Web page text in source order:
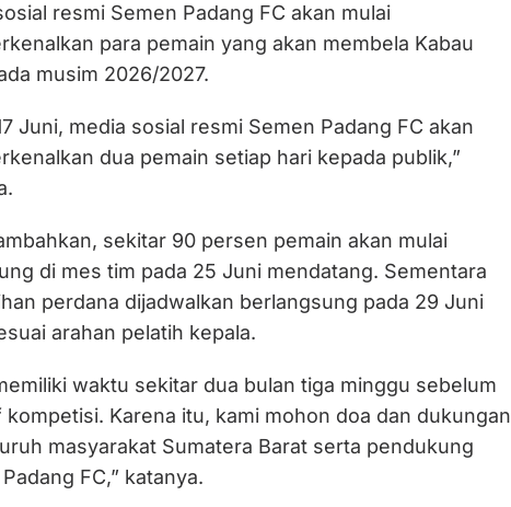
resmi Semen Padang FC akan mulai
para pemain yang akan membela Kabau
musim 2026/2027.
Juni, media sosial resmi Semen Padang FC akan
dua pemain setiap hari kepada publik,”
sekitar 90 persen pemain akan mulai
di mes tim pada 25 Juni mendatang. Sementara
perdana dijadwalkan berlangsung pada 29 Juni
arahan pelatih kepala.
waktu sekitar dua bulan tiga minggu sebelum
Karena itu, kami mohon doa dan dukungan
masyarakat Sumatera Barat serta pendukung
FC,” katanya.